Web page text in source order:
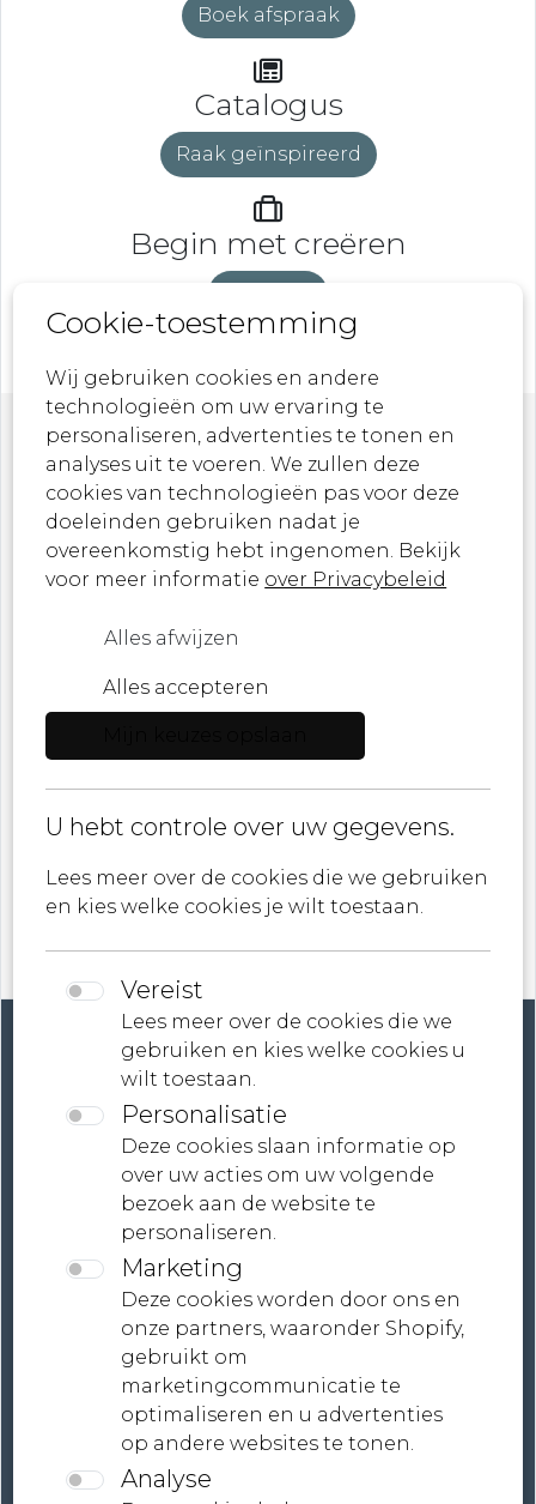
Boek afspraak
Catalogus
Raak geïnspireerd
Begin met creëren
Nieuwsbrief
Laat je inspireren door onze nieuwste
ontwerpen, kunstwerken en aankomende
evenementen!
Ik ben een ...
ik ga akkoord met Privacybeleid
Account
Contact
Neem contact met ons op
Voorwaarden
Juridische informatie
Wereldwijde verzending, gepersonaliseerde
betaaloplossingen | MONDiART LaB
Collections
Cookie-toestemming
Wij gebruiken cookies en andere
technologieën om uw ervaring te
personaliseren, advertenties te tonen en
analyses uit te voeren. We zullen deze
cookies van technologieën pas voor deze
doeleinden gebruiken nadat je
overeenkomstig hebt ingenomen. Bekijk
voor meer informatie over Privacybeleid
Alles afwijzen
Alles accepteren
U hebt controle over uw gegevens.
Lees meer over de cookies die we gebruiken
en kies welke cookies je wilt toestaan.
Vereist
Lees meer over de cookies die we
gebruiken en kies welke cookies u
wilt toestaan.
Personalisatie
Deze cookies slaan informatie op
over uw acties om uw volgende
bezoek aan de website te
personaliseren.
Marketing
Deze cookies worden door ons en
onze partners, waaronder Shopify,
gebruikt om
marketingcommunicatie te
optimaliseren en u advertenties
op andere websites te tonen.
Analyse